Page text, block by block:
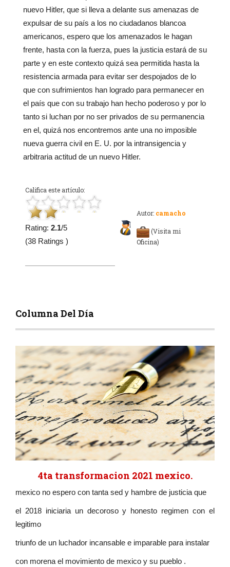
nuevo Hitler, que si lleva a delante sus amenazas de
expulsar de su país a los no ciudadanos blancoa
americanos, espero que los amenazados le hagan
frente, hasta con la fuerza, pues la justicia estará de su
parte y en este contexto quizá sea permitida hasta la
resistencia armada para evitar ser despojados de lo
que con sufrimientos han logrado para permanecer en
el país que con su trabajo han hecho poderoso y por lo
tanto si luchan por no ser privados de su permanencia
en el, quizá nos encontremos ante una no imposible
nueva guerra civil en E. U. por la intransigencia y
arbitraria actitud de un nuevo Hitler.
Califica este artículo:
Rating: 2.1/5
(38 Ratings )
Autor: camacho
(Visita mi
Oficina)
Columna Del Día
4ta transformacion 2021 mexico.
mexico no espero con tanta sed y hambre de justicia que
el 2018 iniciaria un decoroso y honesto regimen con el
legitimo
triunfo de un luchador incansable e imparable para instalar
con morena el movimiento de mexico y su pueblo .